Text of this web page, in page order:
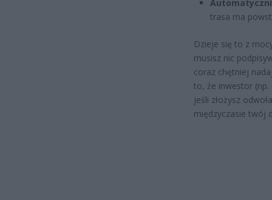
trasa ma
Dzieje się to z
musisz nic
coraz chętniej
to, że inwestor
jeśli złożysz
międzyczasie twój